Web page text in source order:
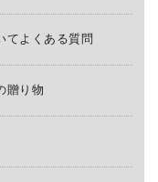
てよくある質問
贈り物